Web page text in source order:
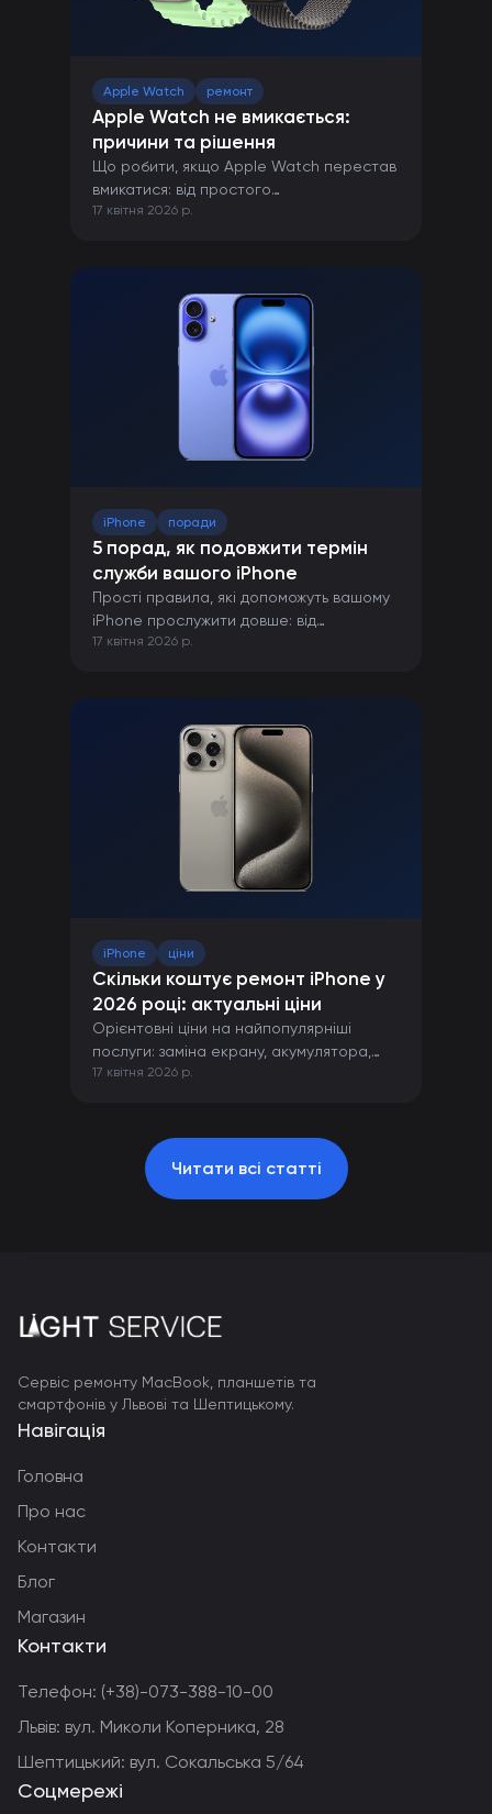
Apple Watch ремонт
Apple Watch не вмикається:
причини та рішення
Що робити, якщо Apple Watch перестав
вмикатися: від простого
перезавантаження до ремонту в сервісі.
17 квітня 2026 р.
iPhone поради
5 порад, як подовжити термін
служби вашого iPhone
Прості правила, які допоможуть вашому
iPhone прослужити довше: від
правильної зарядки до захисту від
17 квітня 2026 р.
iPhone ціни
Скільки коштує ремонт iPhone у
2026 році: актуальні ціни
Орієнтовні ціни на найпопулярніші
послуги: заміна екрану, акумулятора,
камери та інших компонентів iPhone.
17 квітня 2026 р.
Читати всі статті
Сервіс ремонту MacBook, планшетів та
смартфонів у Львові та Шептицькому.
Навігація
Головна
Про нас
Контакти
Блог
Магазин
Контакти
Телефон: (+38)-073-388-10-00
Львів: вул. Миколи Коперника, 28
Шептицький: вул. Сокальська 5/64
Соцмережі